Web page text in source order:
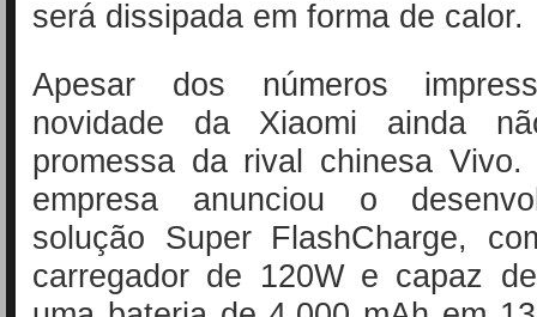
será dissipada em forma de calor.
Apesar dos números
novidade da Xiaomi ainda
promessa da rival chinesa
empresa anunciou o
solução Super FlashCharge,
carregador de 120W e capaz